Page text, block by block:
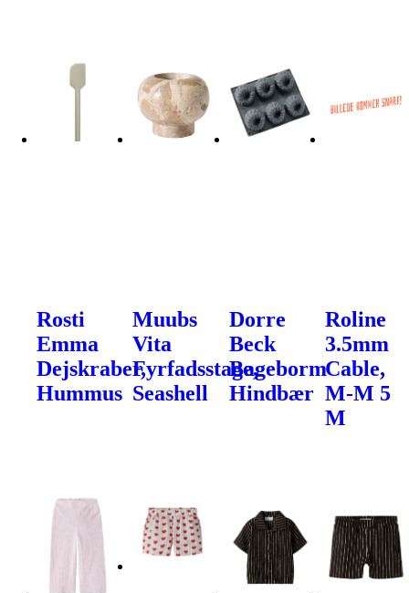
Rosti
Emma
Dejskraber,
Hummus
Muubs
Vita
Fyrfadsstage,
Seashell
Dorre
Beck
Bageborm
Hindbær
Roline
3.5mm
Cable,
M-M 5
M